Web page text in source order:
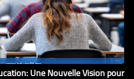
Une Nouvelle Vision pour